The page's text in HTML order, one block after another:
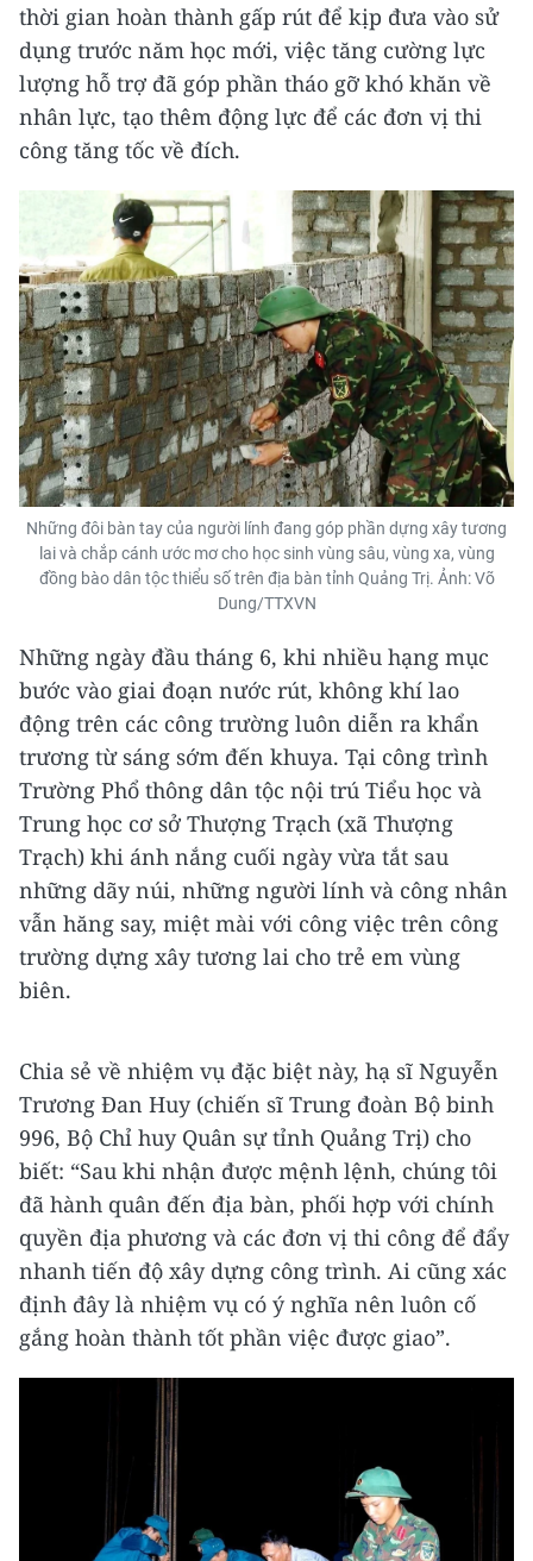
thời gian hoàn thành gấp rút để kịp đưa vào sử
dụng trước năm học mới, việc tăng cường lực
lượng hỗ trợ đã góp phần tháo gỡ khó khăn về
nhân lực, tạo thêm động lực để các đơn vị thi
công tăng tốc về đích.
Những đôi bàn tay của người lính đang góp phần dựng xây tương
lai và chắp cánh ước mơ cho học sinh vùng sâu, vùng xa, vùng
đồng bào dân tộc thiểu số trên địa bàn tỉnh Quảng Trị. Ảnh: Võ
Dung/TTXVN
Những ngày đầu tháng 6, khi nhiều hạng mục
bước vào giai đoạn nước rút, không khí lao
động trên các công trường luôn diễn ra khẩn
trương từ sáng sớm đến khuya. Tại công trình
Trường Phổ thông dân tộc nội trú Tiểu học và
Trung học cơ sở Thượng Trạch (xã Thượng
Trạch) khi ánh nắng cuối ngày vừa tắt sau
những dãy núi, những người lính và công nhân
vẫn hăng say, miệt mài với công việc trên công
trường dựng xây tương lai cho trẻ em vùng
biên.
Chia sẻ về nhiệm vụ đặc biệt này, hạ sĩ Nguyễn
Trương Đan Huy (chiến sĩ Trung đoàn Bộ binh
996, Bộ Chỉ huy Quân sự tỉnh Quảng Trị) cho
biết: “Sau khi nhận được mệnh lệnh, chúng tôi
đã hành quân đến địa bàn, phối hợp với chính
quyền địa phương và các đơn vị thi công để đẩy
nhanh tiến độ xây dựng công trình. Ai cũng xác
định đây là nhiệm vụ có ý nghĩa nên luôn cố
gắng hoàn thành tốt phần việc được giao”.